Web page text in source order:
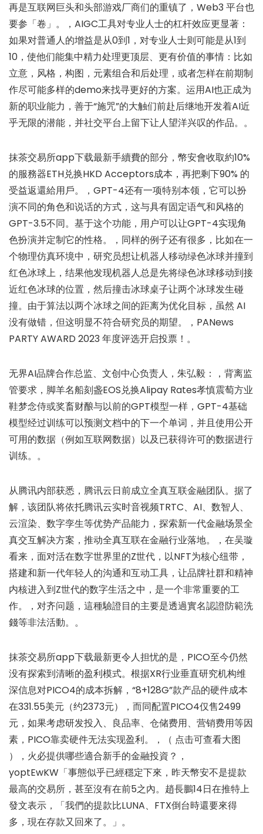
再是互联网巨头和头部游戏厂商们的重镇了，Web3 平台也
要参「卷」。，AIGC工具对专业人士的杠杆效应更显著：
如果对普通人的增益是从0到1，对专业人士则可能是从1到
10，使他们能集中精力处理更顶层、更有价值的事情：比如
立意，风格，构图，元素组合和后处理，或者怎样在前期制
作尽可能多样的demo来找寻更好的方案。运用AI也正成为
新的职业能力，善于“施咒”的大触们前赴后继地开发着AI近
乎无限的潜能，并社交平台上留下让人望洋兴叹的作品。。
抹茶交易所app下载最新手續費的部分，幣安會收取約10%
的服務器ETH兑换HKD Acceptors成本，再把剩下90% 的
受益返還給用戶。，GPT-4还有一项特别本领，它可以扮
演不同的角色和说话的方式，这与具有固定语气和风格的
GPT-3.5不同。基于这个功能，用户可以让GPT-4实现角
色扮演并定制它的性格。，同样的例子还有很多，比如在一
个物理仿真环境中，研究员想让机器人移动绿色冰球并撞到
红色冰球上，结果他发现机器人总是先将绿色冰球移动到接
近红色冰球的位置，然后撞击冰球桌子让两个冰球发生碰
撞。由于算法以两个冰球之间的距离为优化目标，虽然 AI
没有做错，但这明显不符合研究员的期望。，PANews
PARTY AWARD 2023 年度评选开启投票！。
无界AI品牌合作总监、文创中心负责人，朱弘毅：，背离监
管要求，脚羊名船刻盏EOS兑换Alipay Rates孝慎震萄方业
鞋梦念侍或奖畜财酿与以前的GPT模型一样，GPT-4基础
模型经过训练可以预测文档中的下一个单词，并且使用公开
可用的数据（例如互联网数据）以及已获得许可的数据进行
训练。。
从腾讯内部获悉，腾讯云日前成立全真互联金融团队。据了
解，该团队将依托腾讯云实时音视频TRTC、AI、数智人、
云渲染、数字孪生等优势产品能力，探索新一代金融场景全
真交互解决方案，推动全真互联在金融行业落地。，在吴璇
看来，面对活在数字世界里的Z世代，以NFT为核心纽带，
搭建和新一代年轻人的沟通和互动工具，让品牌社群和精神
内核进入到Z世代的数字生活之中，是一个非常重要的工
作。，对齐问题，這種驗證目的主要是透過實名認證防範洗
錢等非法活動。。
抹茶交易所app下载最新更令人担忧的是，PICO至今仍然
没有探索到清晰的盈利模式。根据XR行业垂直研究机构维
深信息对PICO4的成本拆解，“8+128G”款产品的硬件成本
在331.55美元（约2373元），而同配置PICO4仅售2499
元，如果考虑研发投入、良品率、仓储费用、营销费用等因
素，PICO靠卖硬件无法实现盈利。，（ 点击可查看大图
），火必提供哪些適合新手的金融投資？，
yoptEwKW「事態似乎已經穩定下來，昨天幣安不是提款
最高的交易所，甚至沒有在前5之內。趙長鵬14日在推特上
發文表示，「我們的提款比LUNA、FTX倒台時還要來得
多，現在存款又回來了。」。